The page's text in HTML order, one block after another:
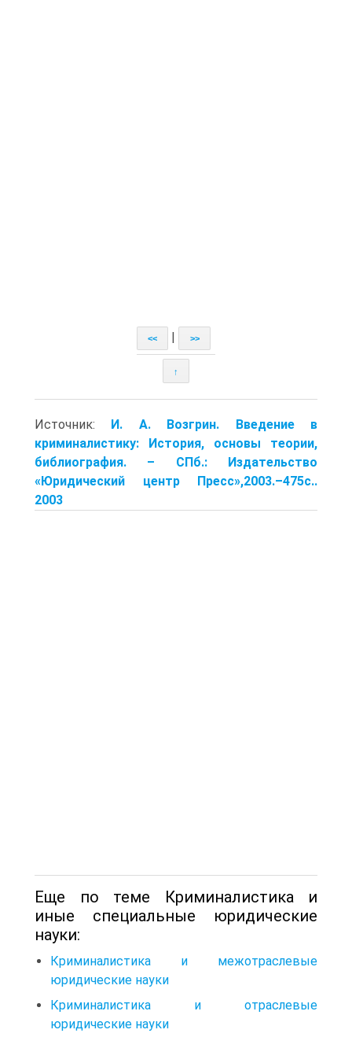
<< >>
↑
Источник: И. А. Возгрин. Введение в
криминалистику: История, основы теории,
библиография. – СПб.: Издательство
«Юридический центр Пресс»,2003.–475с..
2003
Еще по теме Криминалистика и
иные специальные юридические
науки:
Криминалистика и межотраслевые
юридические науки
Криминалистика и отраслевые
юридические науки